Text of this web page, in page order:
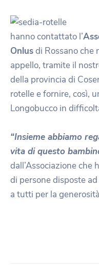
hanno contattato l’
Onlusdi Rossano che
appello, tramite il
della provincia di
rotelle e fornire, così,
Longobucco in
“Insieme abbiamo
vita di questo
dall’Associazione che
di persone disposte
a tutti per la